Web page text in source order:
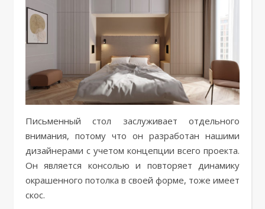
Письменный стол заслуживает отдельного
внимания, потому что он разработан нашими
дизайнерами с учетом концепции всего проекта.
Он является консолью и повторяет динамику
окрашенного потолка в своей форме, тоже имеет
скос.